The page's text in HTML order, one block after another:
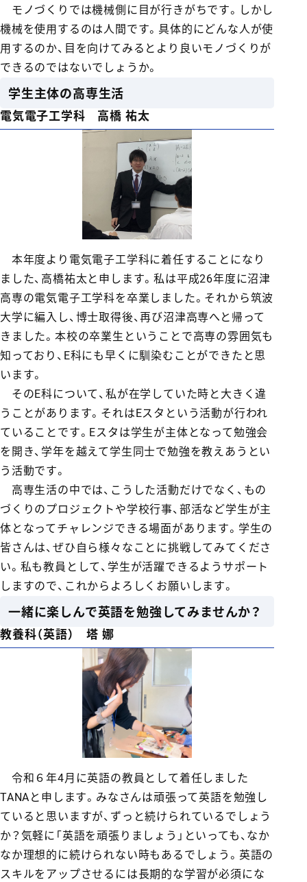
モノづくりでは機械側に目が行きがちです。しかし
機械を使用するのは人間です。具体的にどんな人が使
用するのか、目を向けてみるとより良いモノづくりが
できるのではないでしょうか。
学生主体の高専生活
電気電子工学科 高橋 祐太
本年度より電気電子工学科に着任することになり
ました、高橋祐太と申します。私は平成26年度に沼津
高専の電気電子工学科を卒業しました。それから筑波
大学に編入し、博士取得後、再び沼津高専へと帰って
きました。本校の卒業生ということで高専の雰囲気も
知っており、E科にも早くに馴染むことができたと思
います。
そのE科について、私が在学していた時と大きく違
うことがあります。それはEスタという活動が行われ
ていることです。Eスタは学生が主体となって勉強会
を開き、学年を越えて学生同士で勉強を教えあうとい
う活動です。
高専生活の中では、こうした活動だけでなく、もの
づくりのプロジェクトや学校行事、部活など学生が主
体となってチャレンジできる場面があります。学生の
皆さんは、ぜひ自ら様々なことに挑戦してみてくださ
い。私も教員として、学生が活躍できるようサポート
しますので、これからよろしくお願いします。
一緒に楽しんで英語を勉強してみませんか？
教養科（英語） 塔 娜
令和６年4月に英語の教員として着任しました
TANAと申します。みなさんは頑張って英語を勉強し
ていると思いますが、ずっと続けられているでしょう
か？気軽に「英語を頑張りましょう」といっても、なか
なか理想的に続けられない時もあるでしょう。英語の
スキルをアップさせるには長期的な学習が必須にな